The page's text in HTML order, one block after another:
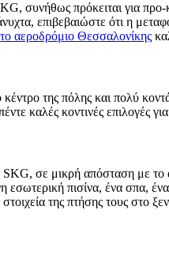
συνήθως πρόκειται για
επιβεβαιώστε ότι η
αεροδρόμιο Θεσσαλονίκης
της πόλης και πολύ
καλές κοντινές επιλογές
σε μικρή απόσταση με
πισίνα, ένα σπα,
της πτήσης τους στο